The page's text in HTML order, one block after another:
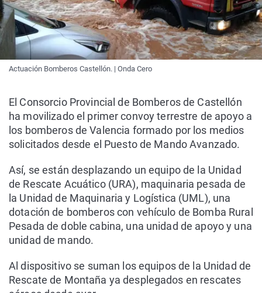
Actuación Bomberos Castellón. | Onda Cero
El Consorcio Provincial de Bomberos de Castellón
ha movilizado el primer convoy terrestre de apoyo a
los bomberos de Valencia formado por los medios
solicitados desde el Puesto de Mando Avanzado.
Así, se están desplazando un equipo de la Unidad
de Rescate Acuático (URA), maquinaria pesada de
la Unidad de Maquinaria y Logística (UML), una
dotación de bomberos con vehículo de Bomba Rural
Pesada de doble cabina, una unidad de apoyo y una
unidad de mando.
Al dispositivo se suman los equipos de la Unidad de
Rescate de Montaña ya desplegados en rescates